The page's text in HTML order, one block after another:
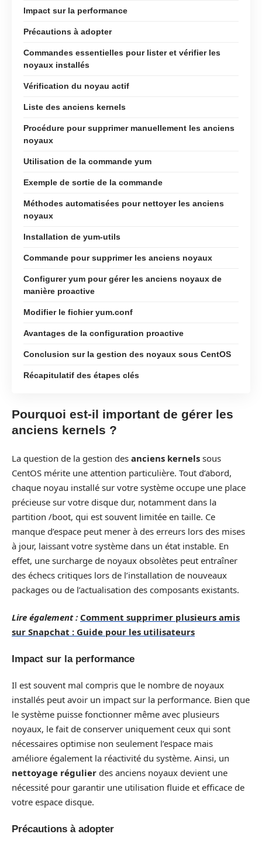
Impact sur la performance
Précautions à adopter
Commandes essentielles pour lister et vérifier les
noyaux installés
Vérification du noyau actif
Liste des anciens kernels
Procédure pour supprimer manuellement les anciens
noyaux
Utilisation de la commande yum
Exemple de sortie de la commande
Méthodes automatisées pour nettoyer les anciens
noyaux
Installation de yum-utils
Commande pour supprimer les anciens noyaux
Configurer yum pour gérer les anciens noyaux de
manière proactive
Modifier le fichier yum.conf
Avantages de la configuration proactive
Conclusion sur la gestion des noyaux sous CentOS
Récapitulatif des étapes clés
Pourquoi est-il important de gérer les
anciens kernels ?
La question de la gestion des anciens kernels sous
CentOS mérite une attention particulière. Tout d’abord,
chaque noyau installé sur votre système occupe une place
précieuse sur votre disque dur, notamment dans la
partition /boot, qui est souvent limitée en taille. Ce
manque d’espace peut mener à des erreurs lors des mises
à jour, laissant votre système dans un état instable. En
effet, une surcharge de noyaux obsolètes peut entraîner
des échecs critiques lors de l’installation de nouveaux
packages ou de l’actualisation des composants existants.
Lire également : Comment supprimer plusieurs amis
sur Snapchat : Guide pour les utilisateurs
Impact sur la performance
Il est souvent mal compris que le nombre de noyaux
installés peut avoir un impact sur la performance. Bien que
le système puisse fonctionner même avec plusieurs
noyaux, le fait de conserver uniquement ceux qui sont
nécessaires optimise non seulement l’espace mais
améliore également la réactivité du système. Ainsi, un
nettoyage régulier des anciens noyaux devient une
nécessité pour garantir une utilisation fluide et efficace de
votre espace disque.
Précautions à adopter